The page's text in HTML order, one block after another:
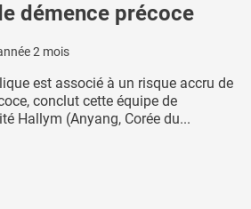
démence précoce
2 mois
est associé à un risque accru de
conclut cette équipe de
Hallym (Anyang, Corée du...